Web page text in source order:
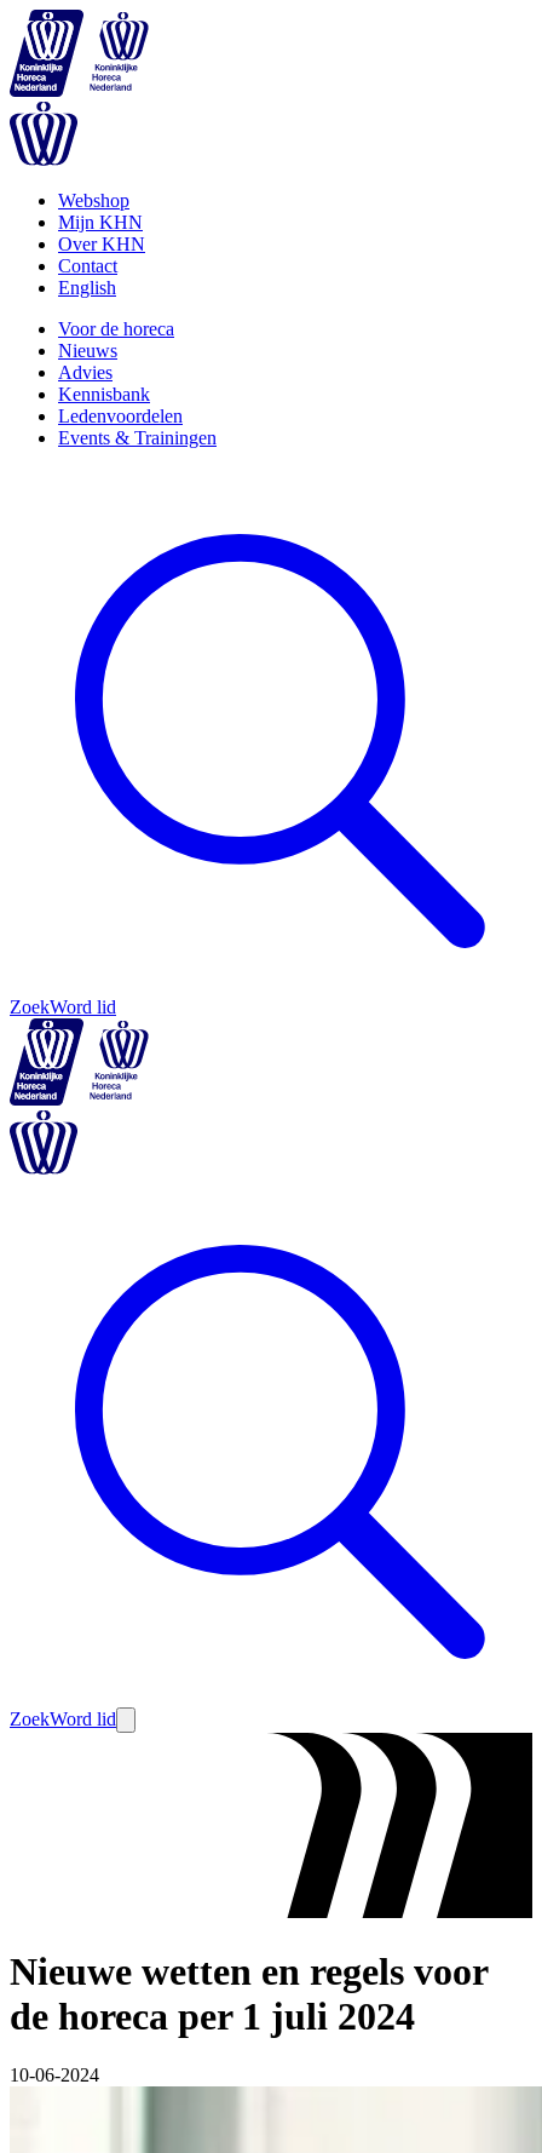
Webshop
Mijn KHN
Over KHN
Contact
English
Voor de horeca
Nieuws
Advies
Kennisbank
Ledenvoordelen
Events & Trainingen
ZoekWord lid
ZoekWord lid
Nieuwe wetten en regels voor
de horeca per 1 juli 2024
10-06-2024